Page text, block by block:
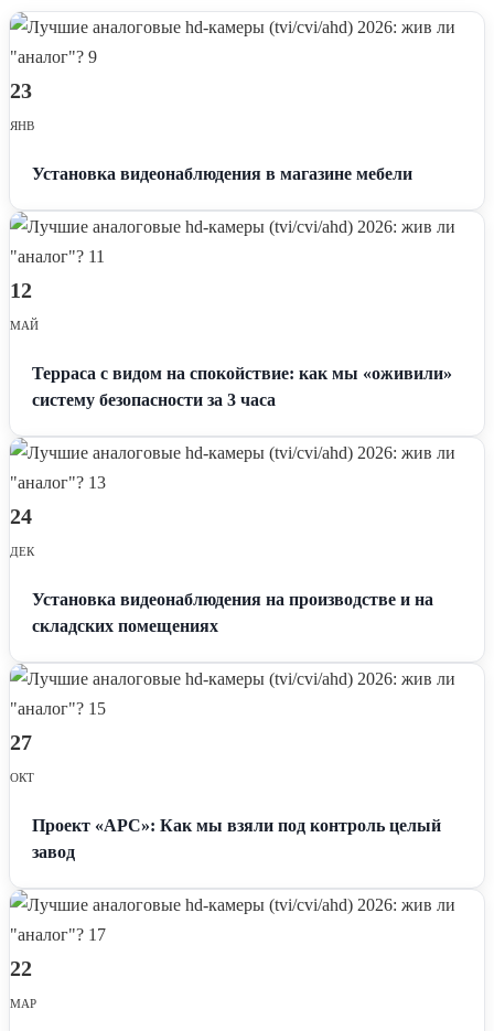
23
ЯНВ
Установка видеонаблюдения в магазине мебели
12
МАЙ
Терраса с видом на спокойствие: как мы «оживили»
систему безопасности за 3 часа
24
ДЕК
Установка видеонаблюдения на производстве и на
складских помещениях
27
ОКТ
Проект «АРС»: Как мы взяли под контроль целый
завод
22
МАР